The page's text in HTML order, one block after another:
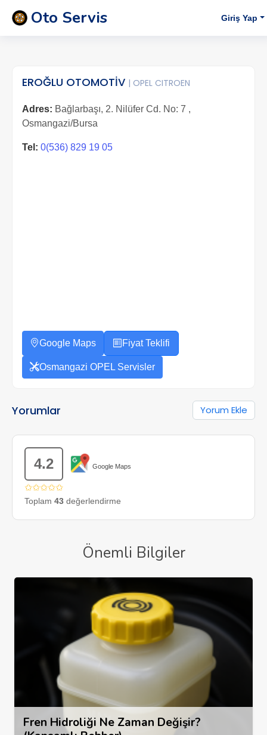
Oto Servis Giriş Yap
EROĞLU OTOMOTİV | OPEL CITROEN
Adres: Bağlarbaşı, 2. Nilüfer Cd. No: 7 ,
Osmangazi/Bursa
Tel: 0(536) 829 19 05
Google Maps Fiyat Teklifi
Osmangazi OPEL Servisler
Yorumlar Yorum Ekle
4.2 Google Maps
✩✩✩✩✩
Toplam 43 değerlendirme
Önemli Bilgiler
Fren Hidroliği Ne Zaman Değişir?